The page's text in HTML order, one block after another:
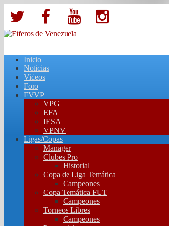
Inicio
Noticias
Videos
Foro
FVVP
VPG
EFA
IESA
VPNV
Ligas/Copas
Manager
Clubes Pro
Historial
Copa de Liga Temática
Campeones
Copa Temática FUT
Campeones
Torneos Libres
Campeones